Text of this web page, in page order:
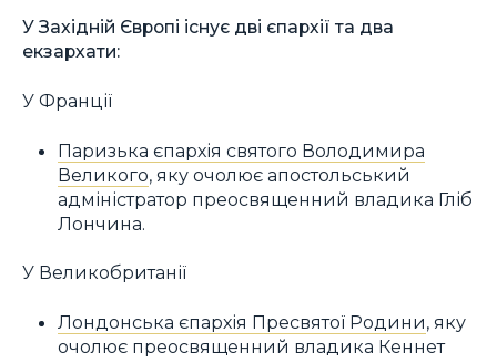
У Західній Європі існує дві єпархії та два
екзархати:
У Франції
Паризька єпархія святого Володимира
Великого, яку очолює апостольський
адміністратор преосвященний владика Гліб
Лончина.
У Великобританії
Лондонська єпархія Пресвятої Родини, яку
очолює преосвященний владика Кеннет